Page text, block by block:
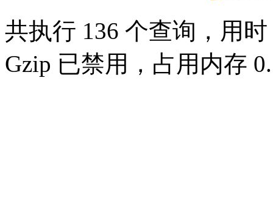
共执行 136 个查询，用
Gzip 已禁用，占用内存